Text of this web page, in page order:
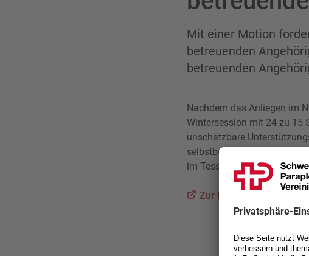
Mit einer Motion
betreuenden
betreuenden
Nachdem das Anliegen im
Wintersession mit 24 zu 15
unschätzbare
selbstbestimmten Wohnen
im Tessin, in Graubünden
Zur Motion